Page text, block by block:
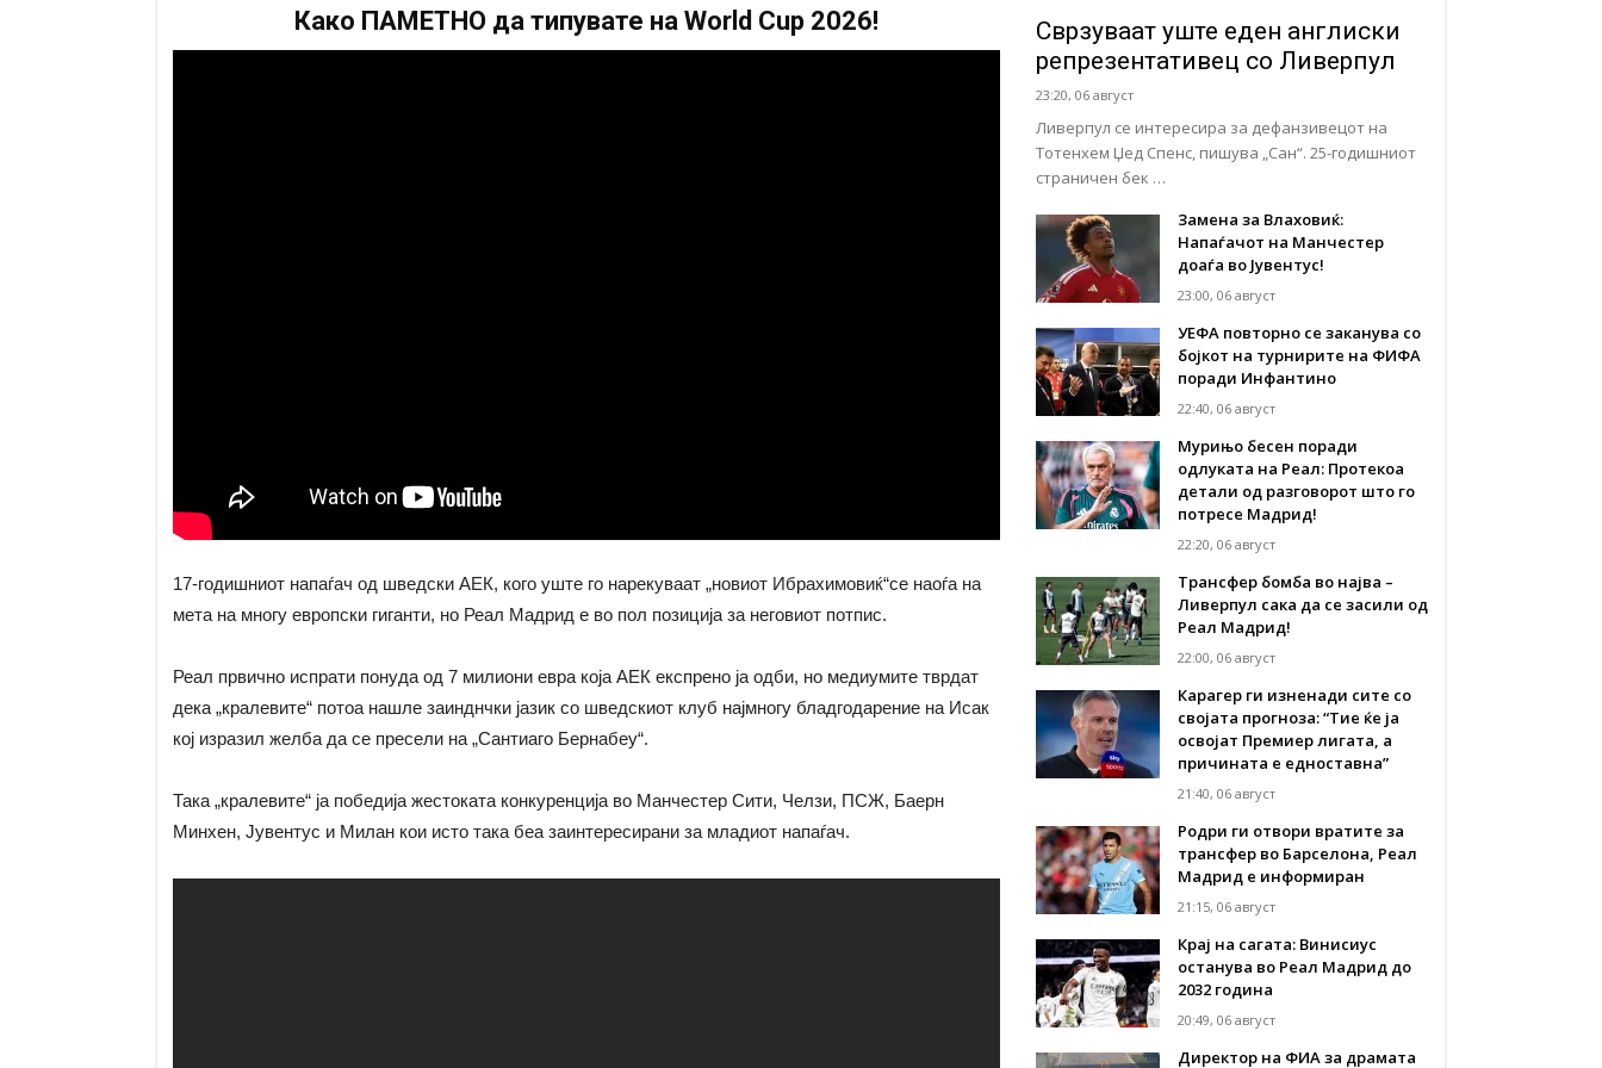
Како ПАМЕТНО да типувате на World Cup 2026!
17-годишниот напаѓач од шведски АЕК, кого уште го нарекуваат „новиот Ибрахимовиќ“се наоѓа на
мета на многу европски гиганти, но Реал Мадрид е во пол позиција за неговиот потпис.
Реал првично испрати понуда од 7 милиони евра која АЕК експрено ја одби, но медиумите тврдат
дека „кралевите“ потоа нашле заинднчки јазик со шведскиот клуб најмногу бладгодарение на Исак
кој изразил желба да се пресели на „Сантиаго Бернабеу“.
Така „кралевите“ ја победија жестоката конкуренција во Манчестер Сити, Челзи, ПСЖ, Баерн
Минхен, Јувентус и Милан кои исто така беа заинтересирани за младиот напаѓач.
Сврзуваат уште еден англиски
репрезентативец со Ливерпул
23:20, 06 август
Ливерпул се интересира за дефанзивецот на
Тотенхем Џед Спенс, пишува „Сан“. 25-годишниот
страничен бек …
Замена за Влаховиќ:
Напаѓачот на Манчестер
доаѓа во Јувентус!
23:00, 06 август
УЕФА повторно се заканува со
бојкот на турнирите на ФИФА
поради Инфантино
22:40, 06 август
Мурињо бесен поради
одлуката на Реал: Протекоа
детали од разговорот што го
потресе Мадрид!
22:20, 06 август
Трансфер бомба во најва –
Ливерпул сака да се засили од
Реал Мадрид!
22:00, 06 август
Карагер ги изненади сите со
својата прогноза: “Тие ќе ја
освојат Премиер лигата, а
причината е едноставна”
21:40, 06 август
Родри ги отвори вратите за
трансфер во Барселона, Реал
Мадрид е информиран
21:15, 06 август
Крај на сагата: Винисиус
останува во Реал Мадрид до
2032 година
20:49, 06 август
Директор на ФИА за драмата